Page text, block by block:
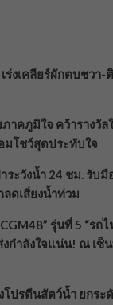
ร่งเคลียร์ผักตบชวา-
ภาคภูมิใจ คว้ารางวั
มโชว์สุดประทับใจ
าระวังน้ำ 24 ชม. รับ
ลดเสี่ยงน้ำท่วม
รุ่นที่ 5 “รถ
กำลังใจแน่น! ณ เซ็
โปรตีนสัตว์น้ำ ยกระ